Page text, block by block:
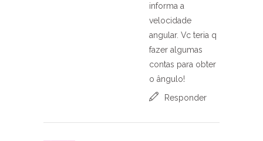
informa a
velocidade
angular. Vc teria q
fazer algumas
contas para obter
o ângulo!
Responder